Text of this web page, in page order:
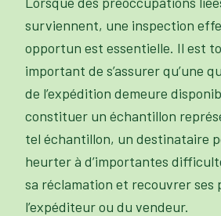
surviennent, une inspection
opportun est essentielle. Il est
important de s’assurer qu’une
de l’expédition demeure
constituer un échantillon
tel échantillon, un destinataire
heurter à d’importantes
sa réclamation et recouvrer ses
l’expéditeur ou du vendeur.